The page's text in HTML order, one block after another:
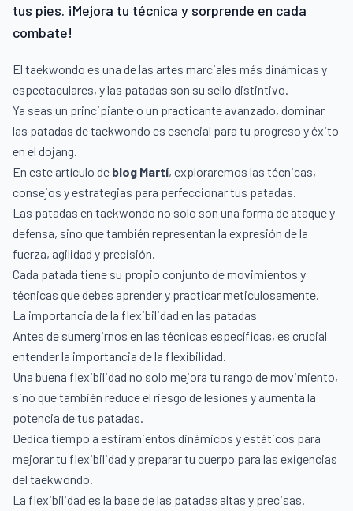
tus pies. ¡Mejora tu técnica y sorprende en cada
combate!
El taekwondo es una de las artes marciales más dinámicas y
espectaculares, y las patadas son su sello distintivo.
Ya seas un principiante o un practicante avanzado, dominar
las patadas de taekwondo es esencial para tu progreso y éxito
en el dojang.
En este artículo de blog Martí, exploraremos las técnicas,
consejos y estrategias para perfeccionar tus patadas.
Las patadas en taekwondo no solo son una forma de ataque y
defensa, sino que también representan la expresión de la
fuerza, agilidad y precisión.
Cada patada tiene su propio conjunto de movimientos y
técnicas que debes aprender y practicar meticulosamente.
La importancia de la flexibilidad en las patadas
Antes de sumergirnos en las técnicas específicas, es crucial
entender la importancia de la flexibilidad.
Una buena flexibilidad no solo mejora tu rango de movimiento,
sino que también reduce el riesgo de lesiones y aumenta la
potencia de tus patadas.
Dedica tiempo a estiramientos dinámicos y estáticos para
mejorar tu flexibilidad y preparar tu cuerpo para las exigencias
del taekwondo.
La flexibilidad es la base de las patadas altas y precisas.